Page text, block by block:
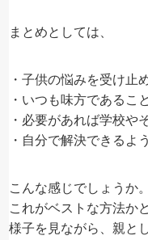
まとめとしては、
・子供の悩みを受け止
・いつも味方であるこ
・必要があれば学校や
・自分で解決できるよ
こんな感じでしょうか。
これがベストな方法か
様子を見ながら、親と